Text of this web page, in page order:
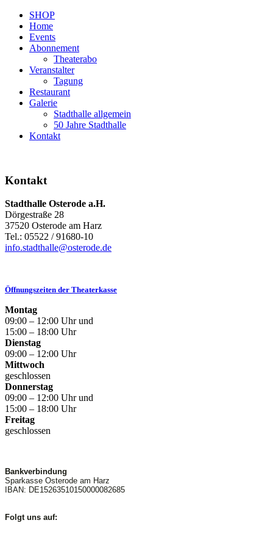
SHOP
Home
Events
Abonnement
Theaterabo
Veranstalter
Tagung
Restaurant
Galerie
Stadthalle allgemein
50 Jahre Stadthalle
Kontakt
Kontakt
Stadthalle Osterode a.H.
Dörgestraße 28
37520 Osterode am Harz
Tel.: 05522 / 91680-10
info.stadthalle@osterode.de
Öffnungszeiten der Theaterkasse
Montag
09:00 – 12:00 Uhr und
15:00 – 18:00 Uhr
Dienstag
09:00 – 12:00 Uhr
Mittwoch
geschlossen
Donnerstag
09:00 – 12:00 Uhr und
15:00 – 18:00 Uhr
Freitag
geschlossen
Bankverbindung
Sparkasse Osterode am Harz
IBAN: DE15263510150000082685
Folgt uns auf: